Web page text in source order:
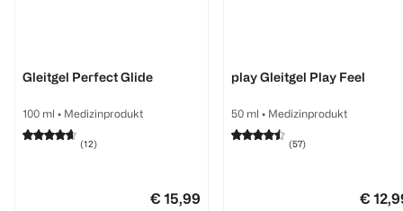
Gleitgel Perfect Glide
100 ml • Medizinprodukt
(12)
€ 15,99
play Gleitgel Play Feel
50 ml • Medizinprodukt
(57)
€